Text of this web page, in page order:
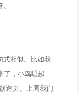
式相似。比如我
了，小鸟唱起
造力。上周我们